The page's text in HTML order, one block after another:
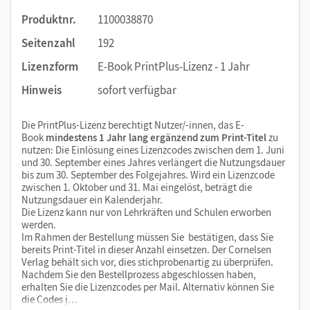
Original-Abiturklausuren
Produktnr.
1100038870
Seitenzahl
192
Lizenzform
E-Book PrintPlus-Lizenz - 1 Jahr
Hinweis
sofort verfügbar
Die PrintPlus-Lizenz berechtigt Nutzer/-innen, das E-
Book mindestens 1 Jahr lang ergänzend zum Print-Titelzu
nutzen: Die Einlösung eines Lizenzcodes zwischen dem 1. Juni
und 30. September eines Jahres verlängert die Nutzungsdauer
bis zum 30. September des Folgejahres. Wird ein Lizenzcode
zwischen 1. Oktober und 31. Mai eingelöst, beträgt die
Nutzungsdauer ein Kalenderjahr.
Die Lizenz kann nur von Lehrkräften und Schulen erworben
werden.
Im Rahmen der Bestellung müssen Sie bestätigen, dass Sie
bereits Print-Titel in dieser Anzahl einsetzen. Der Cornelsen
Verlag behält sich vor, dies stichprobenartig zu überprüfen.
Nachdem Sie den Bestellprozess abgeschlossen haben,
erhalten Sie die Lizenzcodes per Mail. Alternativ können Sie
die Codes j…